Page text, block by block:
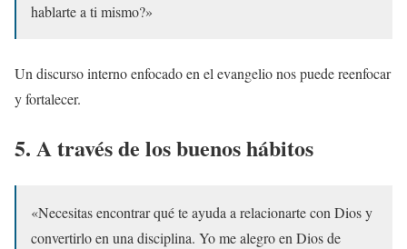
hablarte a ti mismo?»
Un discurso interno enfocado en el evangelio nos puede reenfocar
y fortalecer.
5. A través de los buenos hábitos
«Necesitas encontrar qué te ayuda a relacionarte con Dios y
convertirlo en una disciplina. Yo me alegro en Dios de